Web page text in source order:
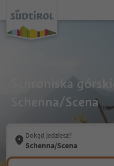
Schroniska
Schenna/Scena
Dokąd jedziesz?
Schenna/Scena